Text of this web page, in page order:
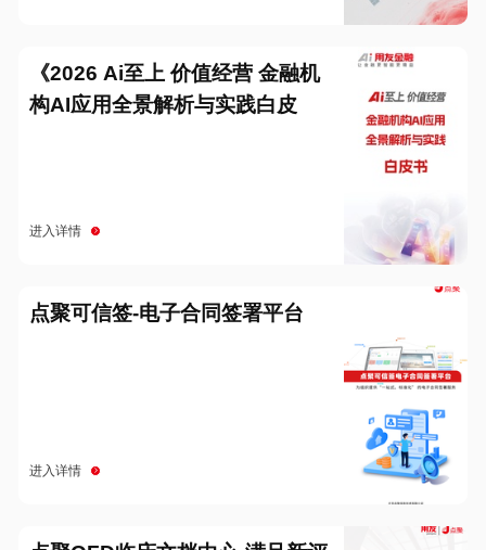
《2026 Ai至上 价值经营 金融机
构AI应用全景解析与实践白皮
进入详情
点聚可信签-电子合同签署平台
进入详情